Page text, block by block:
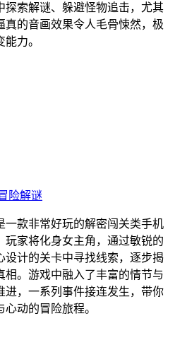
探索解谜、躲避怪物追击，尤其
真的音画效果令人毛骨悚然，极
力。
险解谜
一款非常好玩的解密闯关类手机
玩家将化身女主角，通过敏锐的
设计的关卡中寻找线索，逐步揭
相。游戏中融入了丰富的情节与
进，一系列事件接连发生，带你
动的冒险旅程。